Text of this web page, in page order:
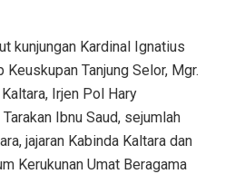
kunjungan Kardinal Ignatius
Keuskupan Tanjung Selor, Mgr.
Irjen Pol Hary
Ibnu Saud, sejumlah
jajaran Kabinda Kaltara dan
Kerukunan Umat Beragama